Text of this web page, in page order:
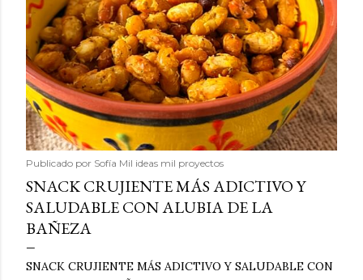
Publicado por Sofía Mil ideas mil proyectos
SNACK CRUJIENTE MÁS ADICTIVO Y
SALUDABLE CON ALUBIA DE LA
BAÑEZA
SNACK CRUJIENTE MÁS ADICTIVO Y SALUDABLE CON